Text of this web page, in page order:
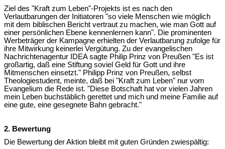
Ziel des "Kraft zum Leben"-Projekts ist es nach den
Verlautbarungen der Initiatoren "so viele Menschen wie möglich
mit dem biblischen Bericht vertraut zu machen, wie man Gott auf
einer persönlichen Ebene kennenlernen kann". Die prominenten
Werbeträger der Kampagne erhielten der Verlautbarung zufolge für
ihre Mitwirkung keinerlei Vergütung. Zu der evangelischen
Nachrichtenagentur IDEA sagte Philip Prinz von Preußen "Es ist
großartig, daß eine Stiftung soviel Geld für Gott und ihre
Mitmenschen einsetzt." Philipp Prinz von Preußen, selbst
Theologiestudent, meinte, daß bei "Kraft zum Leben" nur vom
Evangelium die Rede ist. "Diese Botschaft hat vor vielen Jahren
mein Leben buchstäblich gerettet und mich und meine Familie auf
eine gute, eine gesegnete Bahn gebracht."
2. Bewertung
Die Bewertung der Aktion bleibt mit guten Gründen zwiespältig: